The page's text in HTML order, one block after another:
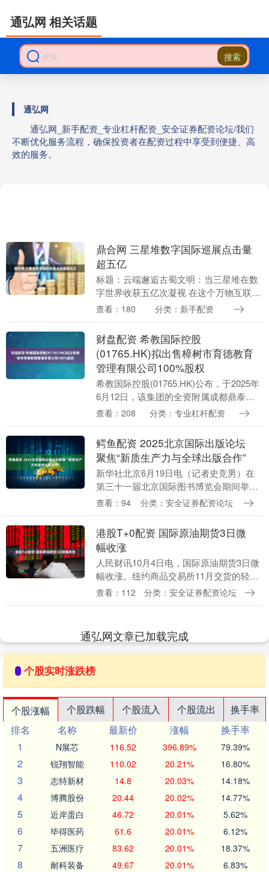
搜索
通弘网
通弘网_新手配资_专业杠杆配资_安全证券配资论坛/我们
不断优化服务流程，确保投资者在配资过程中享受到便捷、高
效的服务。
通弘网 相关话题
鼎合网 三星堆数字国际巡展点击量
超五亿
标题：云端邂逅古蜀文明：当三星堆在数
字世界收获五亿次凝视 在这个万物互联、
指尖通向世界的时代，古老的文明正以一
埃，与现代社会发....
查看：180 分类：新手配资
财盘配资 希教国际控股
(01765.HK)拟出售樟树市育德教育
管理有限公司100%股权
希教国际控股(01765.HK)公布，于2025年
6月12日，该集团的全资附属成都鼎泰亨
企业管理有限公司拟向海南爱福生科技有
司....
查看：208 分类：专业杠杆配资
鳄鱼配资 2025北京国际出版论坛
聚焦“新质生产力与全球出版合作”
新华社北京6月19日电（记者史竞男）在
第三十一届北京国际图书博览会期间举办
的2025北京国际出版论坛19日在北京国家
专家学者....
查看：94 分类：安全证券配资论坛
港股T+0配资 国际原油期货3日微
幅收涨
人民财讯10月4日电，国际原油期货3日微
幅收涨。纽约商品交易所11月交货的轻质
原油期货价格上涨40美分，收于每桶60.88
查看：112 分类：安全证券配资论坛
通弘网文章已加载完成
个股实时涨跌榜
个股涨幅 个股跌幅 个股流入 个股流出
换手率
排名
名称 最新价 涨幅
换手率
1
N展芯 116.52 396.89% 79.39%
2 锐翔智能 110.02 20.21% 16.80%
3 志特新材 14.8 20.03% 14.18%
4 博腾股份 20.44 20.02% 14.77%
5 近岸蛋白 46.72 20.01% 5.62%
6 毕得医药 61.6 20.01% 6.12%
7 五洲医疗 83.62 20.01% 18.37%
8 耐科装备 49.67 20.01% 6.83%